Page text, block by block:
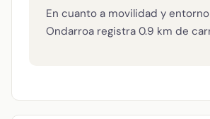
En cuanto a movilidad y
Ondarroa registra 0.9 km de